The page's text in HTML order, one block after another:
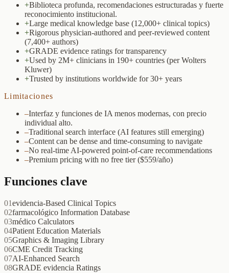
+Biblioteca profunda, recomendaciones estructuradas y fuerte
reconocimiento institucional.
+Large medical knowledge base (12,000+ clinical topics)
+Rigorous physician-authored and peer-reviewed content
(7,400+ authors)
+GRADE evidence ratings for transparency
+Used by 2M+ clinicians in 190+ countries (per Wolters
Kluwer)
+Trusted by institutions worldwide for 30+ years
Limitaciones
–Interfaz y funciones de IA menos modernas, con precio
individual alto.
–Traditional search interface (AI features still emerging)
–Content can be dense and time-consuming to navigate
–No real-time AI-powered point-of-care recommendations
–Premium pricing with no free tier ($559/año)
Funciones clave
01evidencia-Based Clinical Topics
02farmacológico Information Database
03médico Calculators
04Patient Education Materials
05Graphics & Imaging Library
06CME Credit Tracking
07AI-Enhanced Search
08GRADE evidencia Ratings